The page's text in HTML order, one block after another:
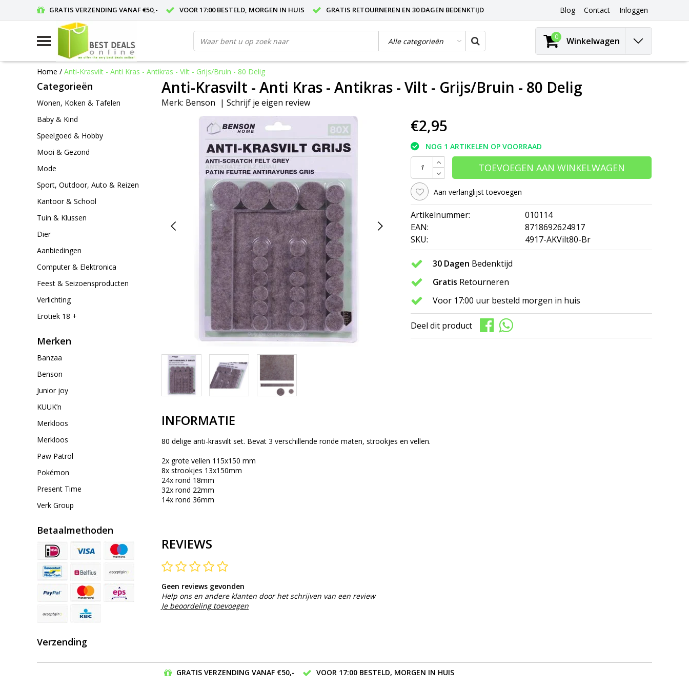
GRATIS VERZENDING VANAF €50,- VOOR 17:00 BESTELD, MORGEN IN HUIS GRATIS RETOURNEREN EN 30 DAGEN BEDENKTIJD Blog Contact Inloggen
0 Winkelwagen
Home / Anti-Krasvilt - Anti Kras - Antikras - Vilt - Grijs/Bruin - 80 Delig
Categorieën
Wonen, Koken & Tafelen
Baby & Kind
Speelgoed & Hobby
Mooi & Gezond
Mode
Sport, Outdoor, Auto & Reizen
Kantoor & School
Tuin & Klussen
Dier
Aanbiedingen
Computer & Elektronica
Feest & Seizoensproducten
Verlichting
Erotiek 18 +
Merken
Banzaa
Benson
Junior joy
KUUK’n
Merkloos
Merkloos
Paw Patrol
Pokémon
Present Time
Verk Group
Betaalmethoden
Verzending
Anti-Krasvilt - Anti Kras - Antikras - Vilt - Grijs/Bruin - 80 Delig
Merk: Benson | Schrijf je eigen review
€2,95
NOG 1 ARTIKELEN OP VOORRAAD
TOEVOEGEN AAN WINKELWAGEN
Aan verlanglijst toevoegen
Artikelnummer:
010114
EAN:
8718692624917
SKU:
4917-AKVilt80-Br
30 Dagen Bedenktijd
Gratis Retourneren
Voor 17:00 uur besteld morgen in huis
Deel dit product
INFORMATIE
80 delige anti-krasvilt set. Bevat 3 verschillende ronde maten, strookjes en vellen.
2x grote vellen 115x150 mm
8x strookjes 13x150mm
24x rond 18mm
32x rond 22mm
14x rond 36mm
REVIEWS
Geen reviews gevonden
Help ons en andere klanten door het schrijven van een review
Je beoordeling toevoegen
GRATIS VERZENDING VANAF €50,-
VOOR 17:00 BESTELD, MORGEN IN HUIS